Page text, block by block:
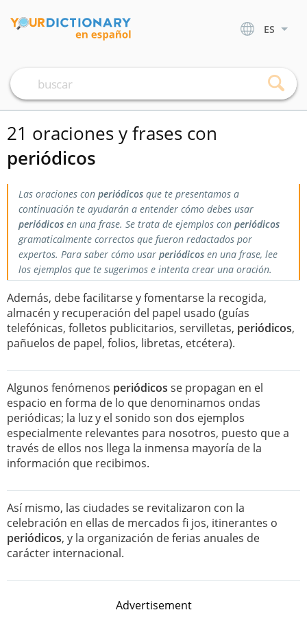
ES
21 oraciones y frases con
periódicos
Las oraciones con periódicos que te presentamos a
continuación te ayudarán a entender cómo debes usar
periódicos en una frase. Se trata de ejemplos con periódicos
gramaticalmente correctos que fueron redactados por
expertos. Para saber cómo usar periódicos en una frase, lee
los ejemplos que te sugerimos e intenta crear una oración.
Además, debe facilitarse y fomentarse la recogida,
almacén y recuperación del papel usado (guías
telefónicas, folletos publicitarios, servilletas, periódicos,
pañuelos de papel, folios, libretas, etcétera).
Algunos fenómenos periódicos se propagan en el
espacio en forma de lo que denominamos ondas
periódicas; la luz y el sonido son dos ejemplos
especialmente relevantes para nosotros, puesto que a
través de ellos nos llega la inmensa mayoría de la
información que recibimos.
Así mismo, las ciudades se revitalizaron con la
celebración en ellas de mercados fi jos, itinerantes o
periódicos, y la organización de ferias anuales de
carácter internacional.
Advertisement